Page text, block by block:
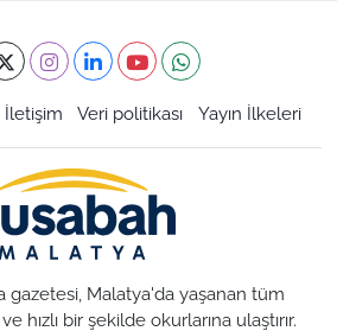
İletişim Veri politikası Yayın İlkeleri
gazetesi, Malatya'da yaşanan tüm
hızlı bir şekilde okurlarına ulaştırır.